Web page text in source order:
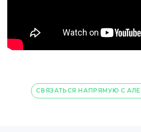
СВЯЗАТЬСЯ НАПРЯМУЮ С